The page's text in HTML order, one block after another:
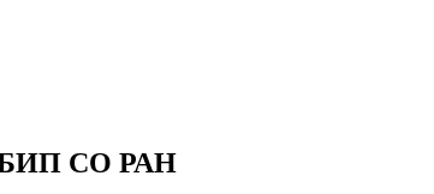
БИП СО РАН